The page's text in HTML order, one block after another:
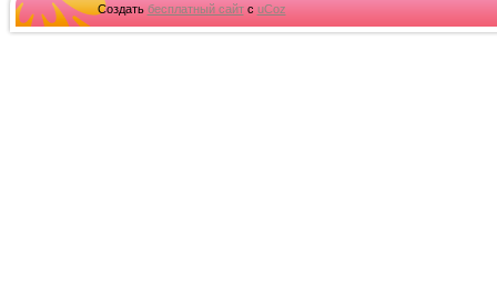
Создать бесплатный сайтс uCoz